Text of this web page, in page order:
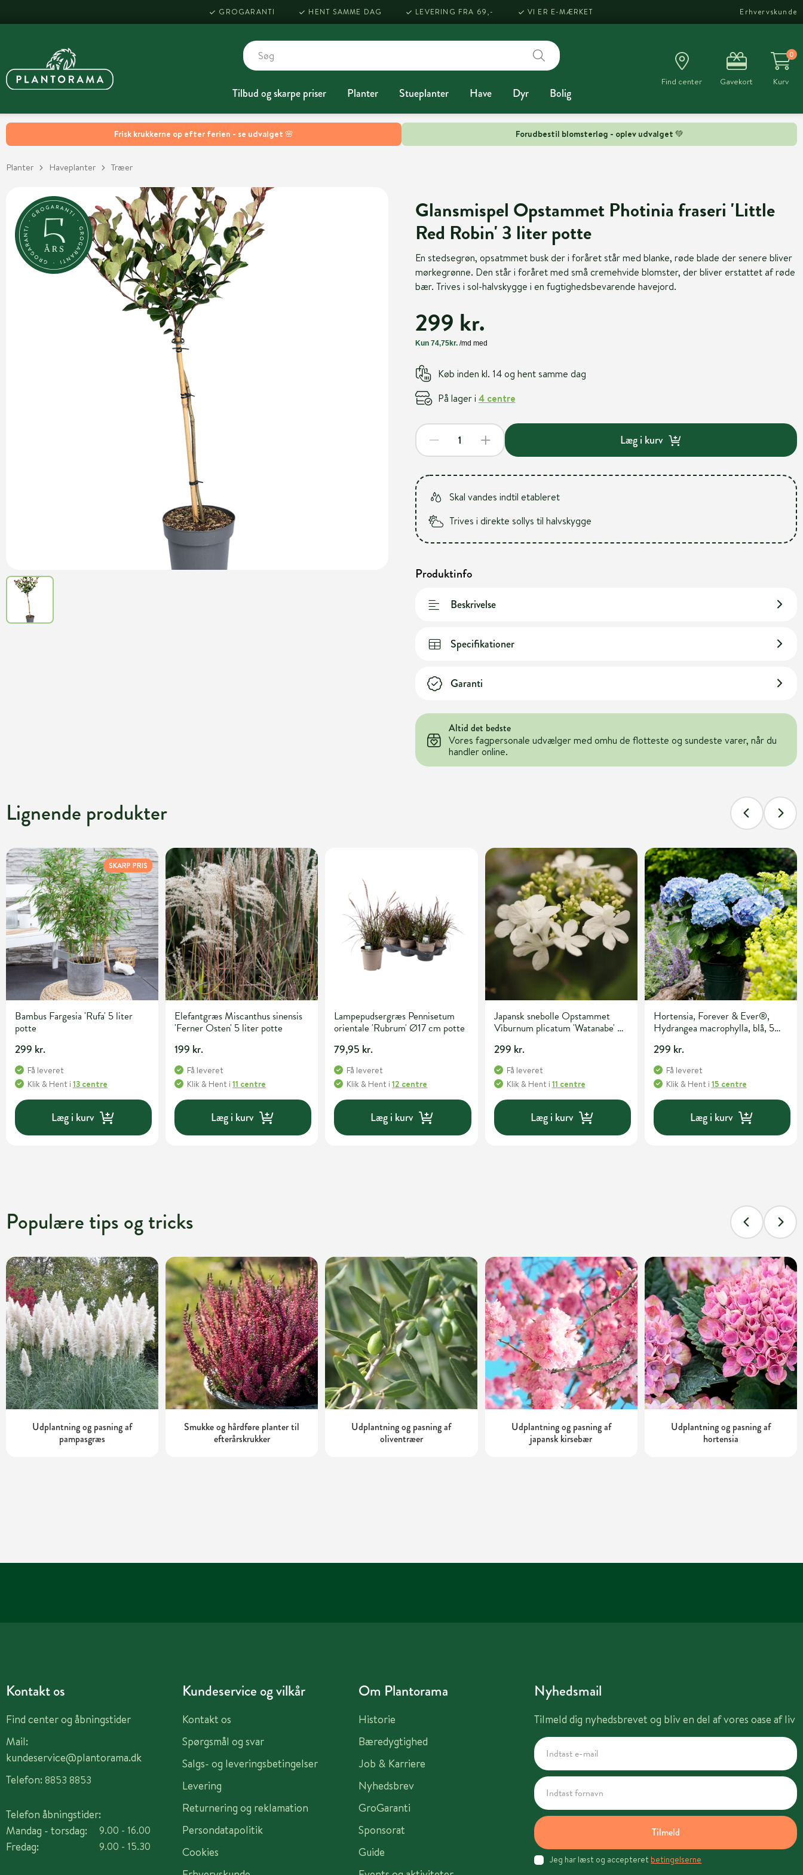
Frisk krukkerne op efter ferien - se udvalget 🌸 Forudbestil blomsterløg - oplev udvalget 💚
GROGARANTI HENT SAMME DAG LEVERING FRA 69,- VI ER E-MÆRKET Erhvervskunde
Tilbud og skarpe priser Planter Stueplanter Have Dyr Bolig
Find center Gavekort
0
Kurv
Planter Haveplanter Træer
Glansmispel Opstammet Photinia fraseri 'Little
Red Robin' 3 liter potte
En stedsegrøn, opsatmmet busk der i foråret står med blanke, røde blade der senere bliver
mørkegrønne. Den står i foråret med små cremehvide blomster, der bliver erstattet af røde
bær. Trives i sol-halvskygge i en fugtighedsbevarende havejord.
299 kr.
Køb inden kl. 14 og hent samme dag
På lager i 4 centre
Læg i kurv
Skal vandes indtil etableret
Trives i direkte sollys til halvskygge
Produktinfo
Beskrivelse
Specifikationer
Garanti
Altid det bedste
Vores fagpersonale udvælger med omhu de flotteste og sundeste varer, når du
handler online.
Lignende produkter
SKARP PRIS
Bambus Fargesia 'Rufa' 5 liter
potte
299 kr.
Få leveret
Klik & Hent i 13 centre
Læg i kurv
Elefantgræs Miscanthus sinensis
'Ferner Osten' 5 liter potte
199 kr.
Få leveret
Klik & Hent i11 centre
Læg i kurv
Lampepudsergræs Pennisetum
orientale 'Rubrum' Ø17 cm potte
79,95 kr.
Få leveret
Klik & Hent i12 centre
Læg i kurv
Japansk snebolle Opstammet
Viburnum plicatum 'Watanabe' 3
299 kr.
Få leveret
Klik & Hent i 11 centre
Læg i kurv
Hortensia, Forever & Ever®,
Hydrangea macrophylla, blå, 5
299 kr.
Få leveret
Klik & Hent i 15 centre
Læg i kurv
Populære tips og tricks
Udplantning og pasning af
pampasgræs
Smukke og hårdføre planter til
efterårskrukker
Udplantning og pasning af
oliventræer
Udplantning og pasning af
japansk kirsebær
Udplantning og pasning af
hortensia
Kontakt os
Find center og åbningstider
Mail:
kundeservice@plantorama.dk
Telefon: 8853 8853
Telefon åbningstider:
Mandag - torsdag:
Fredag:
9.00 - 16.00
9.00 - 15.30
Kundeservice og vilkår
Kontakt os
Spørgsmål og svar
Salgs- og leveringsbetingelser
Levering
Returnering og reklamation
Persondatapolitik
Cookies
Om Plantorama
Historie
Bæredygtighed
Job & Karriere
Nyhedsbrev
GroGaranti
Sponsorat
Guide
Nyhedsmail
Tilmeld dig nyhedsbrevet og bliv en del af vores oase af liv
Tilmeld
Jeg har læst og accepteret betingelserne